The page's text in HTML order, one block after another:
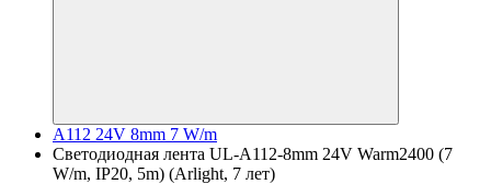
A112 24V 8mm 7 W/m
Светодиодная лента UL-A112-8mm 24V Warm2400 (7
W/m, IP20, 5m) (Arlight, 7 лет)